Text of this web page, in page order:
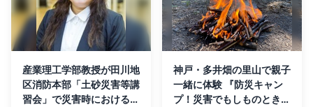
産業理工学部教授が田川地
区消防本部「土砂災害等講
習会」で災害時における建
神戸・多井畑の里山で親子
一緒に体験 『防災キャン
プ！災害でもしものときに